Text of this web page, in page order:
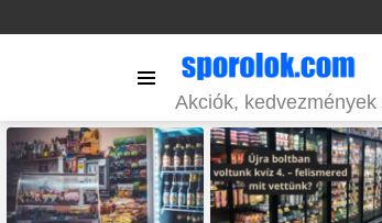
Akciók, kedvezmények
STORIES